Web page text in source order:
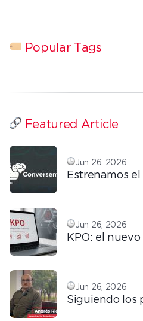
Popular Tags
Featured Article
Jun 26, 2026
Estrenamos
Jun 26, 2026
KPO: el
Jun 26, 2026
Siguiendo los